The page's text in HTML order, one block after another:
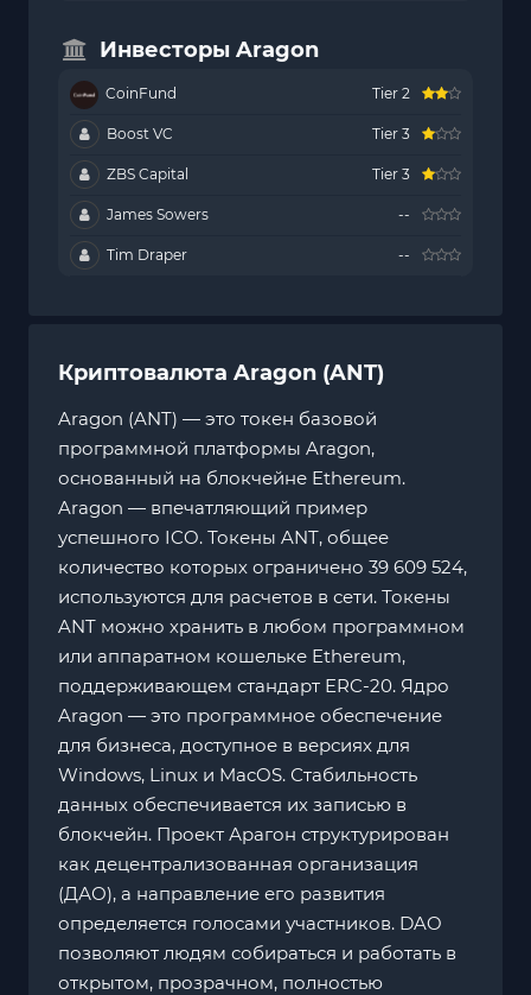
Инвесторы Aragon
CoinFund Tier 2
Boost VC Tier 3
ZBS Capital Tier 3
James Sowers --
Tim Draper --
Криптовалюта Aragon (ANT)
Aragon (ANT) — это токен базовой
программной платформы Aragon,
основанный на блокчейне Ethereum.
Aragon⁠ — впечатляющий пример
успешного ICO. Токены ANT, общее
количество которых ограничено 39 609 524,
используются для расчетов в сети. Токены
ANT можно хранить в любом программном
или аппаратном кошельке Ethereum,
поддерживающем стандарт ERC-20. Ядро
Aragon — это программное обеспечение
для бизнеса, доступное в версиях для
Windows, Linux и MacOS. Стабильность
данных обеспечивается их записью в
блокчейн. Проект Арагон структурирован
как децентрализованная организация
(ДАО), а направление его развития
определяется голосами участников. DAO
позволяют людям собираться и работать в
открытом, прозрачном, полностью